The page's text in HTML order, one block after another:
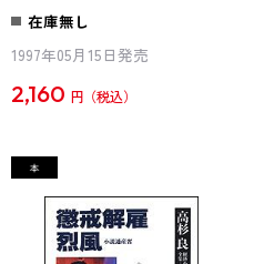
在庫無し
1997年05月15日発売
2,160 円